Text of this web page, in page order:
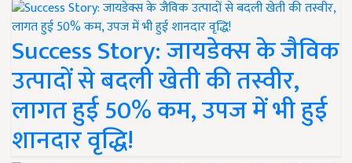
Success Story: जायडेक्स के जैविक
उत्पादों से बदली खेती की तस्वीर,
लागत हुई 50% कम, उपज में भी हुई
शानदार वृद्धि!